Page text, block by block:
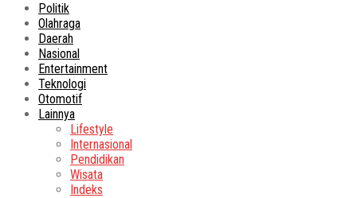
Politik
Olahraga
Daerah
Nasional
Entertainment
Teknologi
Otomotif
Lainnya
Lifestyle
Internasional
Pendidikan
Wisata
Indeks